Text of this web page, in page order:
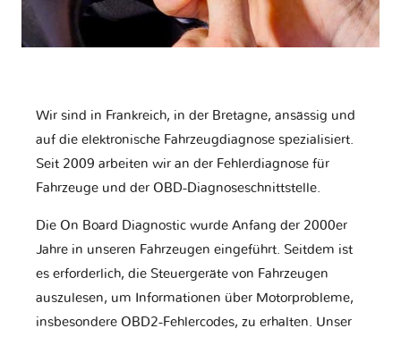
Wir sind in Frankreich, in der Bretagne, ansässig und
auf die elektronische Fahrzeugdiagnose spezialisiert.
Seit 2009 arbeiten wir an der Fehlerdiagnose für
Fahrzeuge und der OBD-Diagnoseschnittstelle.
Die On Board Diagnostic wurde Anfang der 2000er
Jahre in unseren Fahrzeugen eingeführt. Seitdem ist
es erforderlich, die Steuergeräte von Fahrzeugen
auszulesen, um Informationen über Motorprobleme,
insbesondere OBD2-Fehlercodes, zu erhalten. Unser